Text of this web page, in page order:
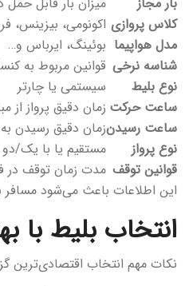
کلاس پروازی اکونومی،
مدل هواپیما بوئینگ، ایرباس و…
شناسه نرخی قوانین مربوط به
نوع بلیط
سیستمی یا چارتر
ساعت حرکت زمان دقیق پرواز از
ساعت رسیدنزمان دقیق رسیدن
نوع پرواز
مستقیم یا با یک/
قوانین توقف مدت زمان توقف در
این اطلاعات باعث می‌شود مسافر
انتخاب بلیط با
نکات مهم انتخاب اقتصادی‌ترین